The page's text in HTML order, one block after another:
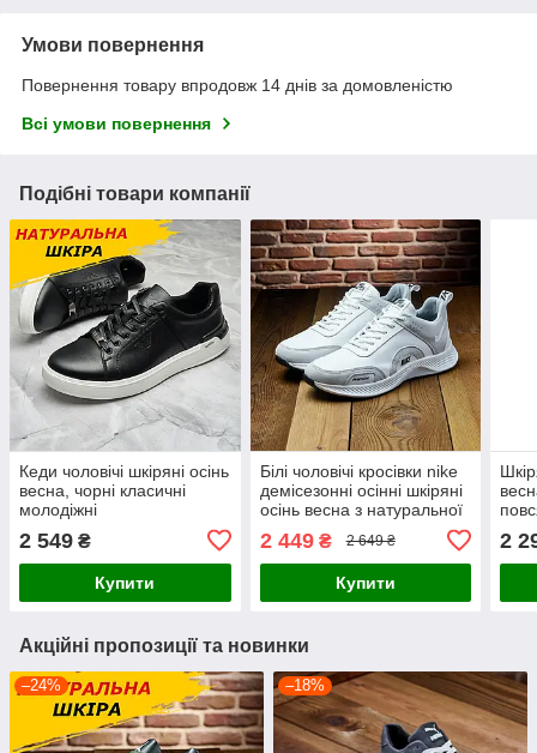
Умови повернення
Повернення товару впродовж 14 днів за домовленістю
Всі умови повернення
Подібні товари компанії
Кеди чоловічі шкіряні осінь
весна, чорні класичні
молодіжні
джинси з натуральної
шкіри взуття *Ma-114ч \б*
2 549 ₴
Купити
Білі чоловічі кросівки nike
демісезонні осінні шкіряні
осінь весна з натуральної
2 449₴ 2 649 ₴
Купити
2
Акційні пропозиції та новинки
–24% –18%